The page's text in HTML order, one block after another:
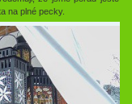
na plné pecky.